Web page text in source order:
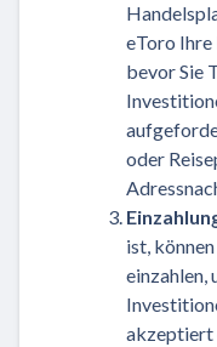
eToro
bevor Sie
oder
ist,
einzahlen,
akzeptiert